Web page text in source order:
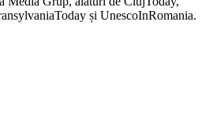
și UnescoInRomania.